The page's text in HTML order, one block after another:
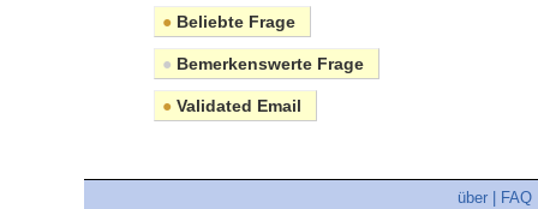
● Beliebte Frage
● Bemerkenswerte Frage
● Validated Email
über FAQ